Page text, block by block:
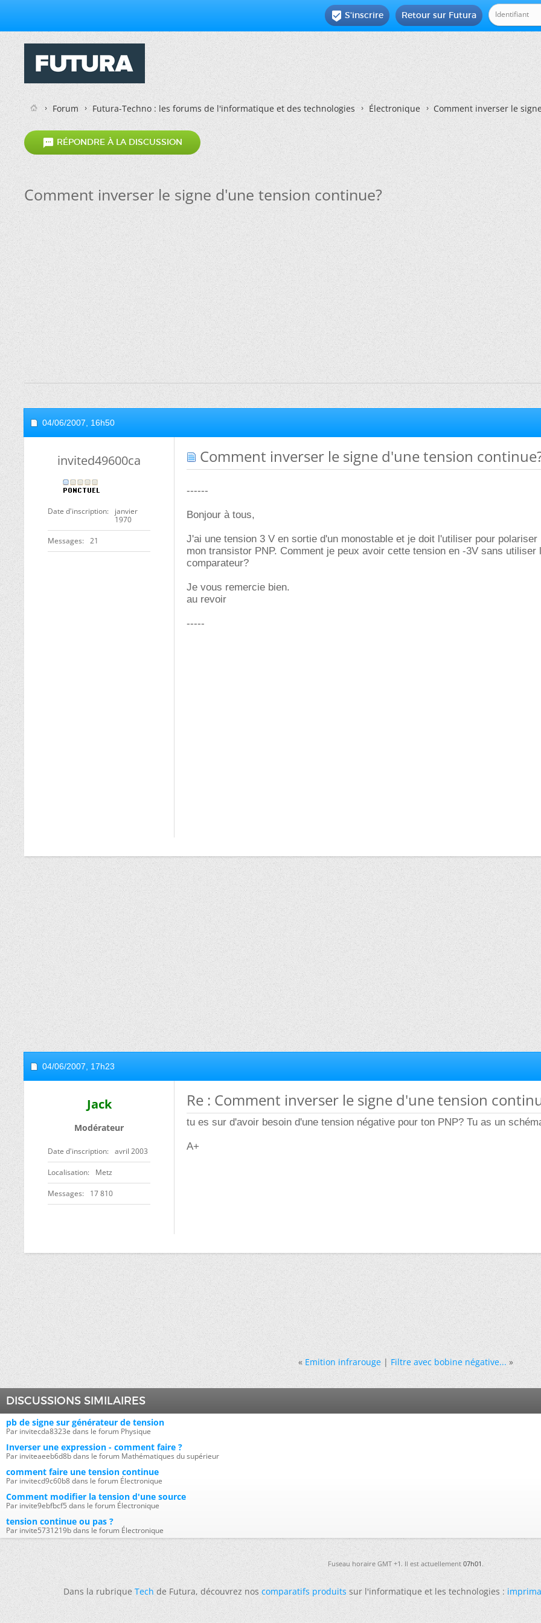
Retour sur Futura
 S'inscrire
Forum Futura-Techno : les forums de l'informatique et des technologies Électronique Comment inverser le
 RÉPONDRE À LA DISCUSSION
Comment inverser le signe d'une tension continue?
04/06/2007, 16h50
invited49600ca
Date d'inscription
janvier
1970
Messages 21
Comment inverser le signe d'une tension
------
Bonjour à tous,
J'ai une tension 3 V en sortie d'un monostable et je doit l'utiliser pour polariser
mon transistor PNP. Comment je peux avoir cette tension en -3V sans utiliser
comparateur?
Je vous remercie bien.
au revoir
-----
04/06/2007, 17h23
Jack
Modérateur
Date d'inscription avril 2003
Localisation Metz
Messages 17 810
Re : Comment inverser le signe d'une tension
tu es sur d'avoir besoin d'une tension négative pour ton PNP? Tu as un
A+
« Emition infrarouge|Filtre avec bobine négative... »
DISCUSSIONS SIMILAIRES
pb de signe sur générateur de tension
Par invitecda8323e dans le forum Physique
Inverser une expression - comment faire ?
Par inviteaeeb6d8b dans le forum Mathématiques du supérieur
comment faire une tension continue
Par invitecd9c60b8 dans le forum Électronique
Comment modifier la tension d'une source
Par invite9ebfbcf5 dans le forum Électronique
tension continue ou pas ?
Par invite5731219b dans le forum Électronique
Fuseau horaire GMT +1. Il est actuellement07h01.
Dans la rubriqueTechde Futura, découvrez noscomparatifs produitssur l'informatique et les technologies :